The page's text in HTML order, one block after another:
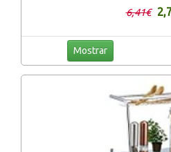
6,41€
Mostrar